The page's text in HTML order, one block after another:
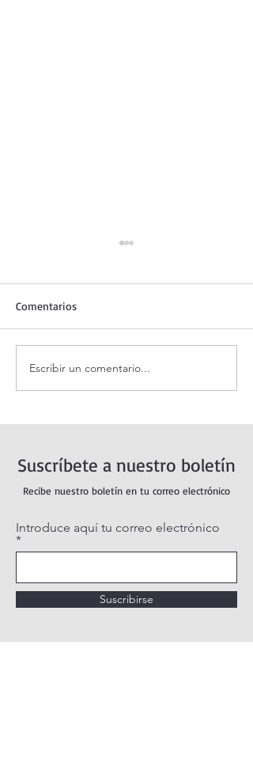
Coronilla de la Divina
Misericordia.
Comentarios
Escribir un comentario...
Suscríbete a nuestro boletín
Recibe nuestro boletín en tu correo electrónico
Introduce aquí tu correo electrónico
Suscribirse